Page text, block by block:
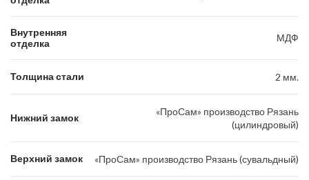
Внутренняя
отделка
МДФ
Толщина стали 2 мм.
Нижний замок
«ПроСам» производство Рязань
(цилиндровый)
Верхний замок «ПроСам» производство Рязань (сувальдный)